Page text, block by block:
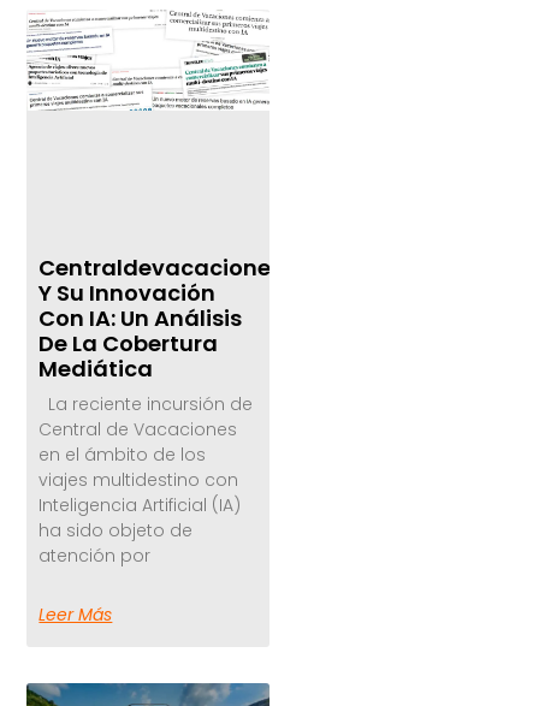
Centraldevacaciones
Y Su Innovación
Con IA: Un Análisis
De La Cobertura
Mediática
La reciente incursión de
Central de Vacaciones
en el ámbito de los
viajes multidestino con
Inteligencia Artificial (IA)
ha sido objeto de
atención por
Leer Más